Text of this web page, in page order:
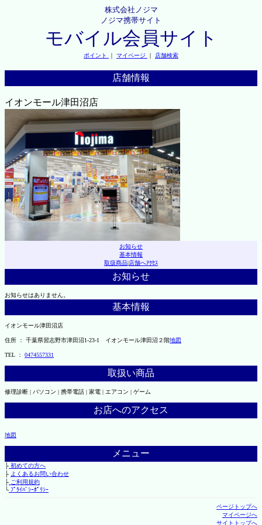
株式会社ノジマ
ノジマ携帯サイト
モバイル会員サイト
ポイント ｜ マイページ ｜ 店舗検索
店舗情報
イオンモール津田沼店
お知らせ
基本情報
取扱商品|店舗へｱｸｾｽ
お知らせ
お知らせはありません。
基本情報
イオンモール津田沼店
住所 ： 千葉県習志野市津田沼1-23-1 イオンモール津田沼２階地図
TEL ： 0474557331
取扱い商品
修理診断 | パソコン | 携帯電話 | 家電 | エアコン | ゲーム
お店へのアクセス
地図
メニュー
├初めての方へ
├ よくあるお問い合わせ
├ご利用規約
└ﾌﾟﾗｲﾊﾞｼｰﾎﾟﾘｼｰ
ページトップへ
マイページへ
サイトトップへ